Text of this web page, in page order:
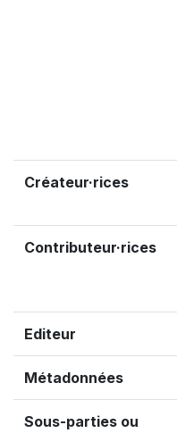
Créateur·rices
Contributeur·rices
Editeur
Métadonnées
Sous-parties ou